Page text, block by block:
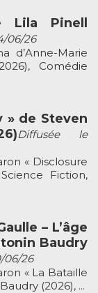
Pinell
06/26
d’Anne-Marie
Comédie
» de Steven
Diffusée le
« Disclosure
Fiction,
– L’âge
Baudry
06/26
« La Bataille
(2026), ...